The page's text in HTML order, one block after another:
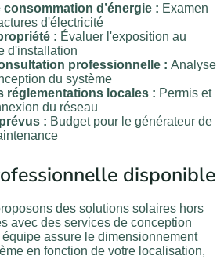
d’énergie : Examen
d'électricité
: Évaluer l'exposition au
d'installation
professionnelle : Analyse
du système
réglementations locales : Permis et
du réseau
: Budget pour le générateur de
disponible
des solutions solaires hors
avec des services de conception
assure le dimensionnement
en fonction de votre localisation,